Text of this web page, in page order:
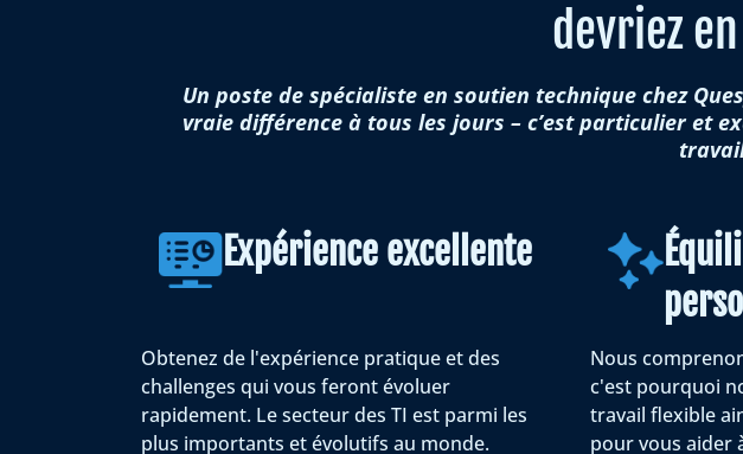
devriez
Un poste de spécialiste en soutien technique chez
vraie différence à tous les jours – c’est particulier et
Expérience excellente
Obtenez de l'expérience pratique et des
challenges qui vous feront évoluer
rapidement. Le secteur des TI est parmi les
plus importants et évolutifs au monde.
Nous
c'est pourquoi
travail flexible
pour vous aider